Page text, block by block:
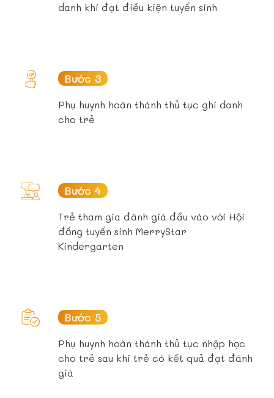
danh khi đạt điều kiện tuyển sinh
Bước 3
Phụ huynh hoàn thành thủ tục ghi danh
cho trẻ
Bước 4
Trẻ tham gia đánh giá đầu vào với Hội
đồng tuyển sinh MerryStar
Kindergarten
Bước 5
Phụ huynh hoàn thành thủ tục nhập học
cho trẻ sau khi trẻ có kết quả đạt đánh
giá